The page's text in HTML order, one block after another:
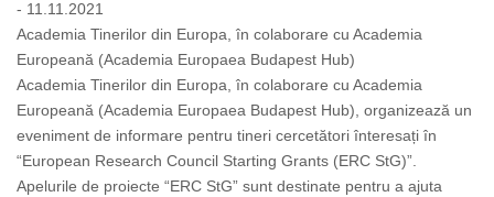
- 11.11.2021
Academia Tinerilor din Europa, în colaborare cu Academia
Europeană (Academia Europaea Budapest Hub)
Academia Tinerilor din Europa, în colaborare cu Academia
Europeană (Academia Europaea Budapest Hub), organizează un
eveniment de informare pentru tineri cercetători înteresați în
“European Research Council Starting Grants (ERC StG)”.
Apelurile de proiecte “ERC StG” sunt destinate pentru a ajuta